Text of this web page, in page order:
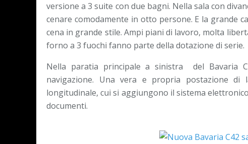
versione a 3 suite con due bagni. Nella sala con
cenare comodamente in otto persone. E la grande
cena in grande stile. Ampi piani di lavoro, molta
forno a 3 fuochi fanno parte della dotazione di serie.
Nella paratia principale a sinistra del Bavaria
navigazione. Una vera e propria postazione
longitudinale, cui si aggiungono il sistema
documenti.